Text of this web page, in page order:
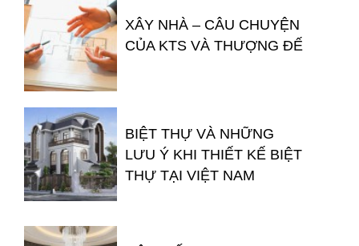
XÂY NHÀ – CÂU CHUYỆN
CỦA KTS VÀ THƯỢNG ĐẾ
BIỆT THỰ VÀ NHỮNG
LƯU Ý KHI THIẾT KẾ BIỆT
THỰ TẠI VIỆT NAM